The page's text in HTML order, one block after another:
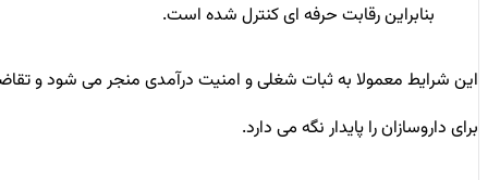
بنابراین رقابت حرفه ‌ای کنترل‌ شده است.
این شرایط معمولا به ثبات شغلی و امنیت درآمدی منجر می ‌شود و تقاضا
برای داروسازان را پایدار نگه می ‌دارد.